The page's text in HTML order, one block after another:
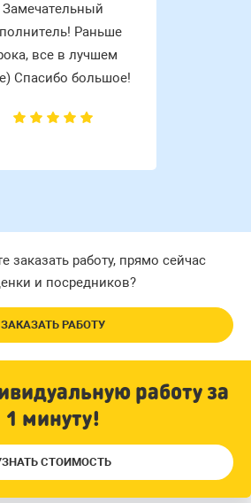
Замечательный
Раньше
все в лучшем
Спасибо большое!
заказать работу, прямо сейчас
и посредников?
ЗАКАЗАТЬ РАБОТУ
работу за
1 минуту!
СТОИМОСТЬ